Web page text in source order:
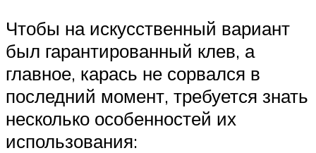
Чтобы на искусственный вариант
был гарантированный клев, а
главное, карась не сорвался в
последний момент, требуется знать
несколько особенностей их
использования: